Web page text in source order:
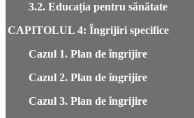
3.2. Educația pentru sănătate
CAPITOLUL 4: Îngrijiri specifice
Cazul 1. Plan de îngrijire
Cazul 2. Plan de îngrijire
Cazul 3. Plan de îngrijire